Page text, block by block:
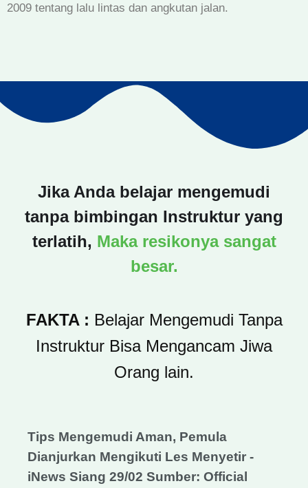
2009 tentang lalu lintas dan angkutan jalan.
Jika Anda belajar mengemudi
tanpa bimbingan Instruktur yang
terlatih, Maka resikonya sangat
besar.
FAKTA : Belajar Mengemudi Tanpa
Instruktur Bisa Mengancam Jiwa
Orang lain.
Tips Mengemudi Aman, Pemula
Dianjurkan Mengikuti Les Menyetir -
iNews Siang 29/02 Sumber: Official